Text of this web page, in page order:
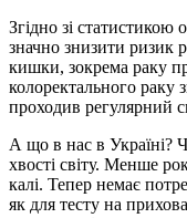
Згідно зі
значно знизити ризик
кишки, зокрема раку
колоректального раку
проходив регулярний
А що в нас в Україні?
хвості світу. Менше
калі. Тепер немає
як для тесту на